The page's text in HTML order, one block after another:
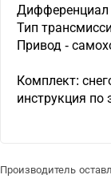
Дифференциал
Тип
Привод -
Комплект:
инструкция по
Производитель